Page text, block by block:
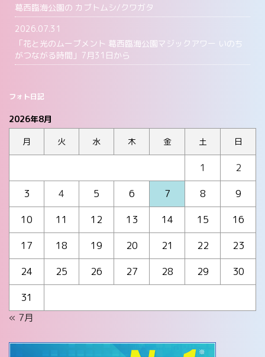
葛西臨海公園の カブトムシ/クワガタ
2026.07.31
「花と光のムーブメント 葛西臨海公園マジックアワー いのち
がつながる時間」7月31日から
フォト日記
2026年8月
月
火 水 木 金 土 日
1
2
3
4 5 6 7 8
9
10
11 12 13 14 15
16
17
18 19 20 21 22
23
24
25 26 27 28 29
30
31
« 7月